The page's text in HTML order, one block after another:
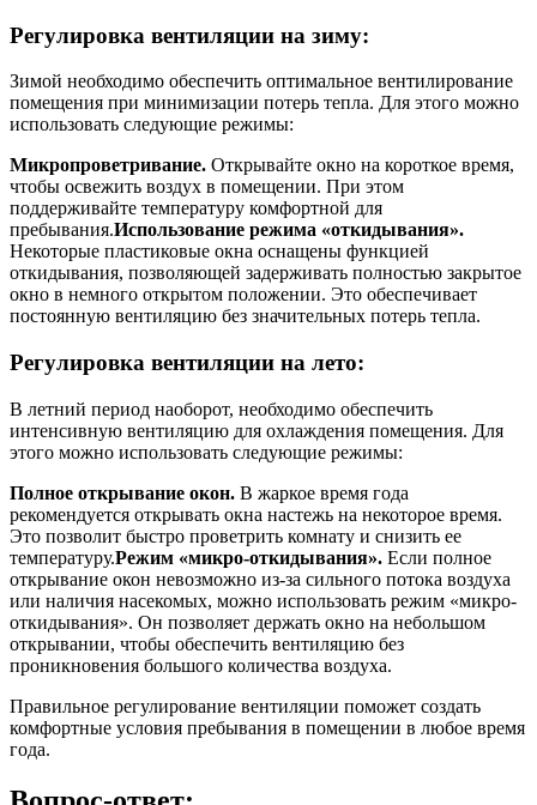
Регулировка вентиляции на зиму:
Зимой необходимо обеспечить оптимальное вентилирование
помещения при минимизации потерь тепла. Для этого можно
использовать следующие режимы:
Микропроветривание. Открывайте окно на короткое время,
чтобы освежить воздух в помещении. При этом
поддерживайте температуру комфортной для
пребывания.Использование режима «откидывания».
Некоторые пластиковые окна оснащены функцией
откидывания, позволяющей задерживать полностью закрытое
окно в немного открытом положении. Это обеспечивает
постоянную вентиляцию без значительных потерь тепла.
Регулировка вентиляции на лето:
В летний период наоборот, необходимо обеспечить
интенсивную вентиляцию для охлаждения помещения. Для
этого можно использовать следующие режимы:
Полное открывание окон. В жаркое время года
рекомендуется открывать окна настежь на некоторое время.
Это позволит быстро проветрить комнату и снизить ее
температуру.Режим «микро-откидывания». Если полное
открывание окон невозможно из-за сильного потока воздуха
или наличия насекомых, можно использовать режим «микро-
откидывания». Он позволяет держать окно на небольшом
открывании, чтобы обеспечить вентиляцию без
проникновения большого количества воздуха.
Правильное регулирование вентиляции поможет создать
комфортные условия пребывания в помещении в любое время
года.